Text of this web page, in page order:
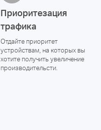
Приоритезация
трафика
Отдайте приоритет
устройствам, на которых вы
хотите получить увеличение
производительсти.